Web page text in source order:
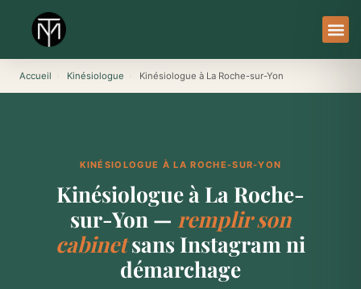
contenu
Accueil Kinésiologue Kinésiologue à La Roche-sur-Yon
KINÉSIOLOGUE À LA ROCHE-SUR-YON
Kinésiologue à La Roche-
sur-Yon — remplir son
cabinetsans Instagram ni
démarchage